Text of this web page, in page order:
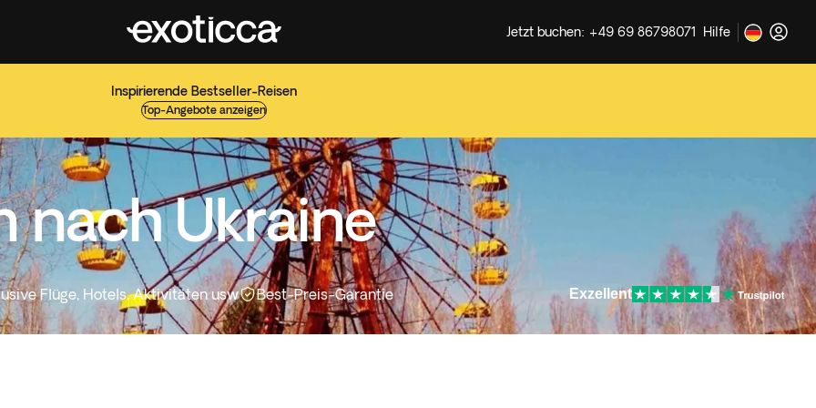
Inspirierende Bestseller-Reisen
Top-Angebote anzeigen
Jetzt buchen: +49 69 86798071 Hilfe
nach Ukraine
Flüge, Hotels, Aktivitäten usw Best-Preis-Garantie Exzellent